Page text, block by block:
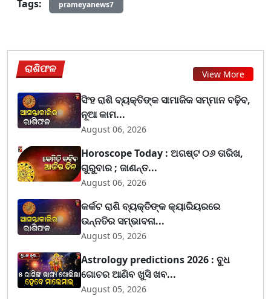
Tags:
prameyanews7
ରାଶିଫଳ View More
ସିଂହ ରାଶି ବ୍ୟକ୍ତିଙ୍କ ସାମାଜିକ ସମ୍ମାନ ବଢ଼ିବ,
ନୂଆ କାମ...
August 06, 2026
Horoscope Today : ଅଗଷ୍ଟ ୦୬ ତାରିଖ,
ଗୁରୁବାର ; ଜାଣନ୍ତ...
August 06, 2026
କର୍କଟ ରାଶି ବ୍ୟକ୍ତିଙ୍କ କ୍ୟାରିୟରରେ
ଉନ୍ନତିର ସମ୍ଭାବନା...
August 05, 2026
Astrology predictions 2026 : ବୁଧ
ଗୋଚର ଆଣିବ ଖୁସି ଖବ...
August 05, 2026